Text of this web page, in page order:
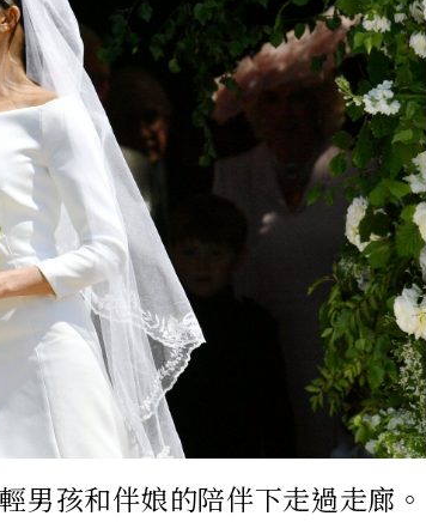
男孩和伴娘的陪伴下走過走廊。